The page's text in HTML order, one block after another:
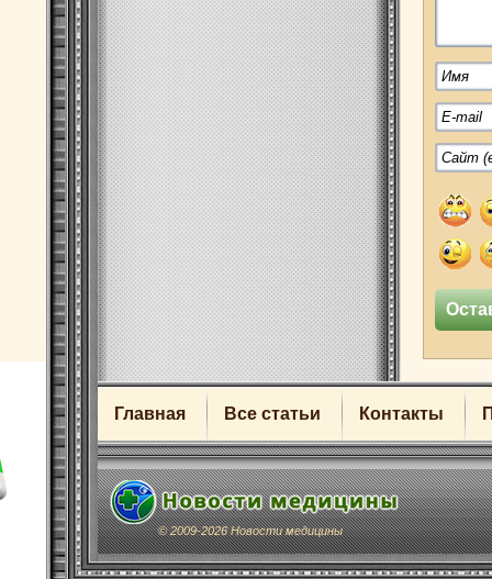
Главная Все статьи Контакты
© 2009-2026 Новости медицины